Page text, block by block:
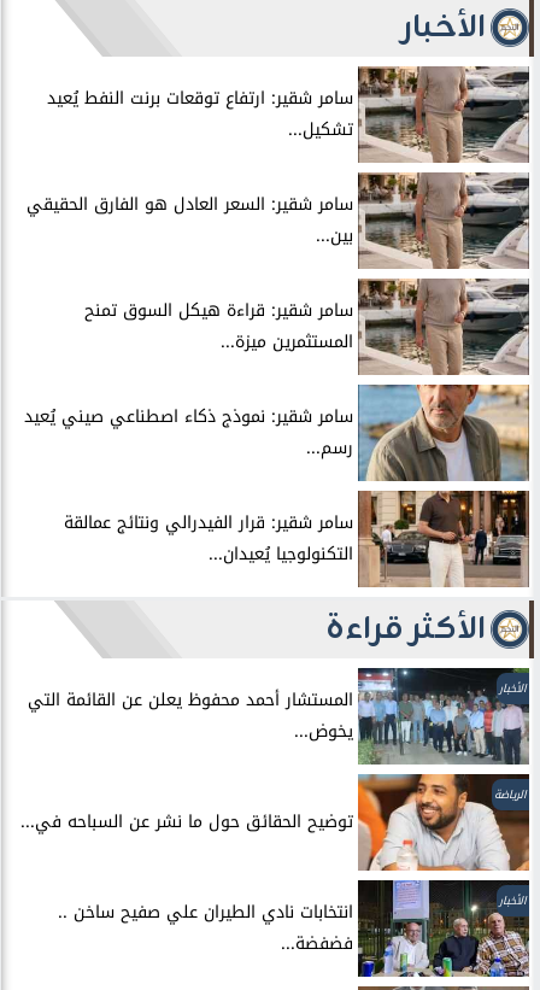
الأخبار
سامر شقير: ارتفاع توقعات برنت النفط يُعيد
تشكيل...
سامر شقير: السعر العادل هو الفارق الحقيقي
بين...
سامر شقير: قراءة هيكل السوق تمنح
المستثمرين ميزة...
سامر شقير: نموذج ذكاء اصطناعي صيني يُعيد
رسم...
سامر شقير: قرار الفيدرالي ونتائج عمالقة
التكنولوجيا يُعيدان...
الأكثر قراءة
الأخبار
المستشار أحمد محفوظ يعلن عن القائمة التي
يخوض...
الرياضة
توضيح الحقائق حول ما نشر عن السباحه في...
الأخبار
انتخابات نادي الطيران علي صفيح ساخن ..
فضفضة...